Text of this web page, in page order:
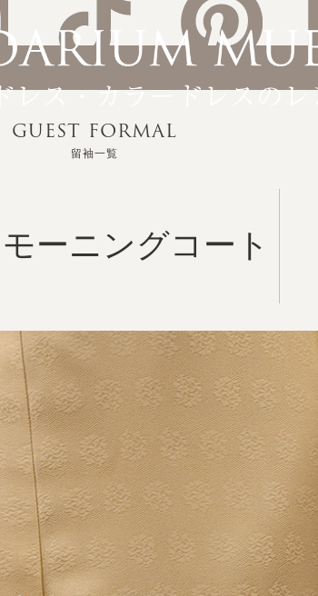
GUEST FORMAL
留袖一覧
モーニングコート